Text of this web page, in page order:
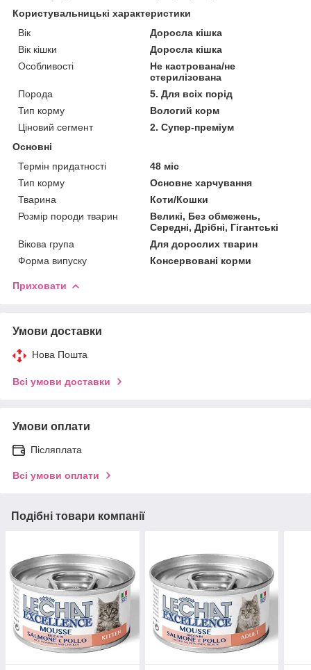
Користувальницькі характеристики
Вік
Доросла кішка
Вік кішки
Доросла кішка
Особливості
Не кастрована/не
стерилізована
Порода
5. Для всіх порід
Тип корму
Вологий корм
Ціновий сегмент
2. Супер-преміум
Основні
Термін придатності
48 міс
Тип корму
Основне харчування
Тварина
Коти/Кошки
Розмір породи тварин
Великі, Без обмежень,
Середні, Дрібні, Гігантські
Вікова група
Для дорослих тварин
Форма випуску
Консервовані корми
Приховати
Умови доставки
Нова Пошта
Всі умови доставки
Умови оплати
Післяплата
Всі умови оплати
Подібні товари компанії